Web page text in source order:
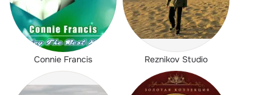
Connie Francis Reznikov Studio